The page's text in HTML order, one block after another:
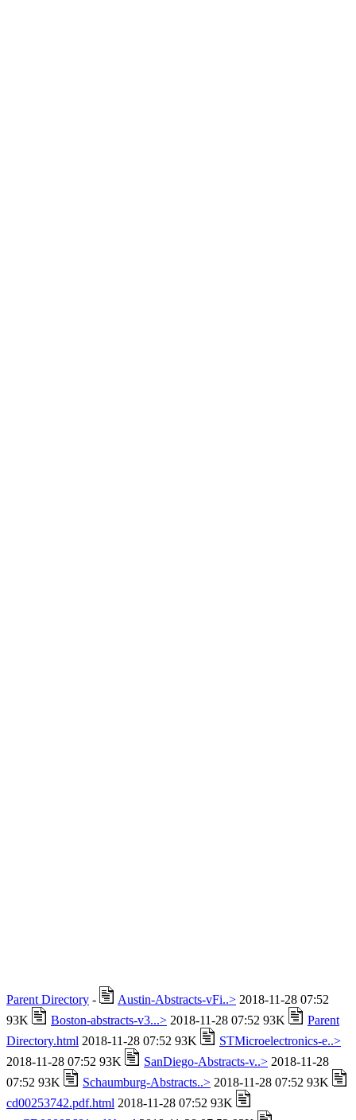
Parent Directory - Austin-Abstracts-vFi..> 2018-11-28 07:52
93K
Boston-abstracts-v3...> 2018-11-28 07:52 93K
Parent
Directory.html 2018-11-28 07:52 93K
STMicroelectronics-e..>
2018-11-28 07:52 93K
SanDiego-Abstracts-v..> 2018-11-28
07:52 93K
Schaumburg-Abstracts..> 2018-11-28 07:52 93K
cd00253742.pdf.html 2018-11-28 07:52 93K